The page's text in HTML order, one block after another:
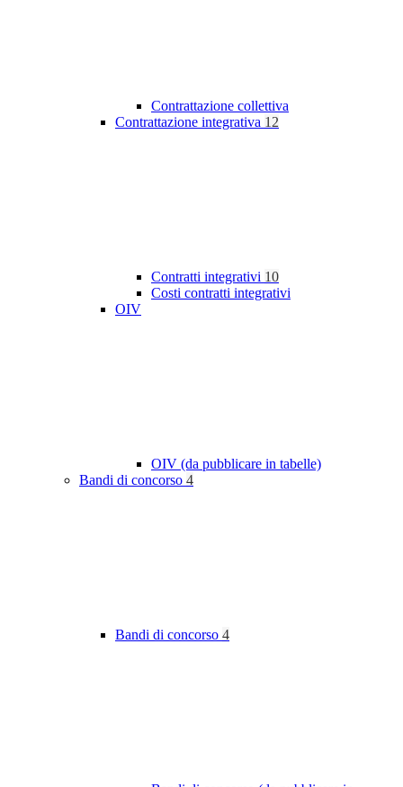
Contrattazione collettiva
Contrattazione integrativa 12
Contratti integrativi 10
Costi contratti integrativi
OIV
OIV (da pubblicare in tabelle)
Bandi di concorso 4
Bandi di concorso 4